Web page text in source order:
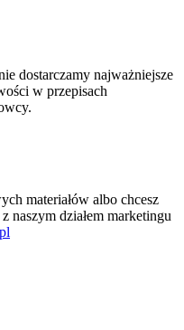
dostarczamy najważniejsze
w przepisach
materiałów albo chcesz
naszym działem marketingu